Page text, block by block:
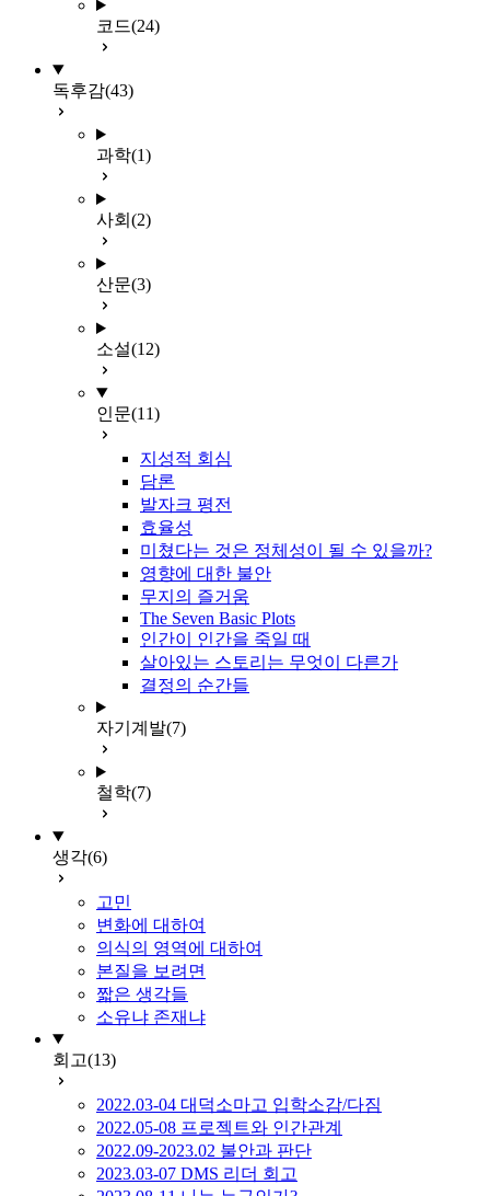
코드(24)
독후감(43)
과학(1)
사회 (2)
산문(3)
소설(12)
인문(11)
지성적 회심
담론
발자크 평전
효율성
미쳤다는 것은 정체성이 될 수 있을까?
영향에 대한 불안
무지의 즐거움
The Seven Basic Plots
인간이 인간을 죽일 때
살아있는 스토리는 무엇이 다른가
결정의 순간들
자기계발(7)
철학(7)
생각(6)
고민
변화에 대하여
의식의 영역에 대하여
본질을 보려면
짧은 생각들
소유냐 존재냐
회고(13)
2022.03-04 대덕소마고 입학소감/다짐
2022.05-08 프로젝트와 인간관계
2022.09-2023.02 불안과 판단
2023.03-07 DMS 리더 회고